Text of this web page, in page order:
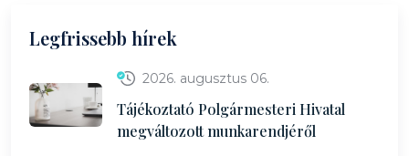
Legfrissebb hírek
2026. augusztus 06.
Tájékoztató Polgármesteri Hivatal
megváltozott munkarendjéről